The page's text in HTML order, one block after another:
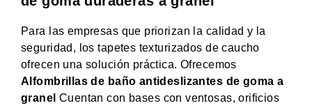
Para las empresas que priorizan la calidad y la
seguridad, los tapetes texturizados de caucho
ofrecen una solución práctica. Ofrecemos
Alfombrillas de baño antideslizantes de goma a
granel Cuentan con bases con ventosas, orificios